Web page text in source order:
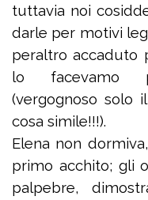
tuttavia noi
darle per motivi
peraltro accaduto
lo facevamo
(vergognoso solo
cosa simile!!!).
Elena non
primo acchito; gli
palpebre,